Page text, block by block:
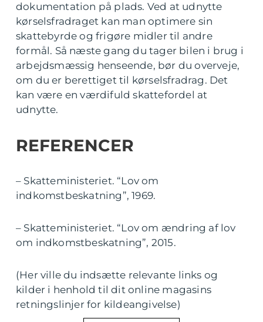
dokumentation på plads. Ved at udnytte
kørselsfradraget kan man optimere sin
skattebyrde og frigøre midler til andre
formål. Så næste gang du tager bilen i brug i
arbejdsmæssig henseende, bør du overveje,
om du er berettiget til kørselsfradrag. Det
kan være en værdifuld skattefordel at
udnytte.
REFERENCER
– Skatteministeriet. “Lov om
indkomstbeskatning”, 1969.
– Skatteministeriet. “Lov om ændring af lov
om indkomstbeskatning”, 2015.
(Her ville du indsætte relevante links og
kilder i henhold til dit online magasins
retningslinjer for kildeangivelse)